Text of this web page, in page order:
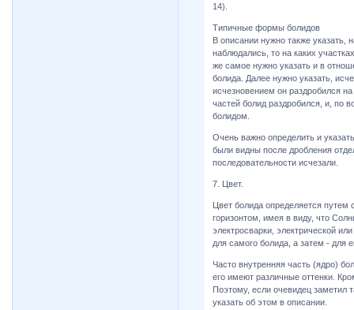
14).
Типичные формы болидов
В описании нужно также
наблюдались, то на каких
же самое нужно указать и в
болида. Далее нужно указать,
исчезновением он раздробился
частей болид раздробился, и, по
болидом.
Очень важно определить и
были видны после дробления
последовательности исчезали.
7. Цвет.
Цвет болида определяется
горизонтом, имея в виду, что
электросварки, электрической
для самого болида, а затем - для
Часто внутренняя часть (ядро)
его имеют различные оттенки.
Поэтому, если очевидец заметил
указать об этом в описании.